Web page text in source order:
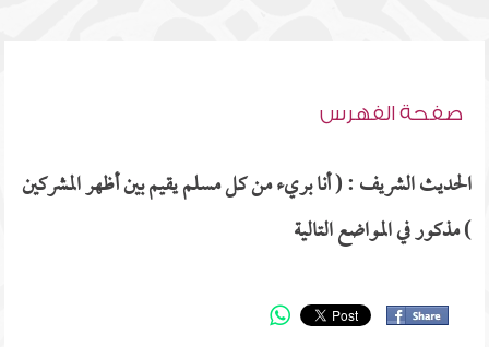
صفحة الفهرس
الحديث الشريف : ( أنا بريء من كل مسلم يقيم بين أظهر المشركين
) مذكور في المواضع التالية